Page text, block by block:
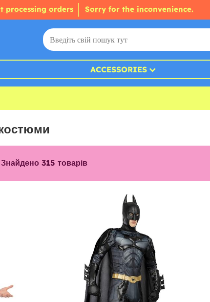
processing orders Sorry for the inconvenience.
ACCESSORIES
Знайдено 315 товарів